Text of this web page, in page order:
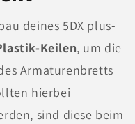
deines 5DX plus-
Keilen, um die
Armaturenbretts
hierbei
sind diese beim